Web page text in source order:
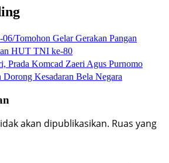
Tomohon Gelar Gerakan Pangan
HUT TNI ke-80
Prada Komcad Zaeri Agus Purnomo
Kesadaran Bela Negara
akan dipublikasikan. Ruas yang